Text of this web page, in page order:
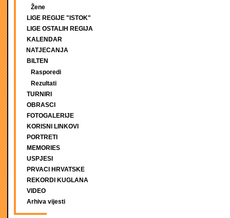
Žene
LIGE REGIJE "ISTOK"
LIGE OSTALIH REGIJA
KALENDAR
NATJECANJA
BILTEN
Rasporedi
Rezultati
TURNIRI
OBRASCI
FOTOGALERIJE
KORISNI LINKOVI
PORTRETI
MEMORIES
USPJESI
PRVACI HRVATSKE
REKORDI KUGLANA
VIDEO
Arhiva vijesti